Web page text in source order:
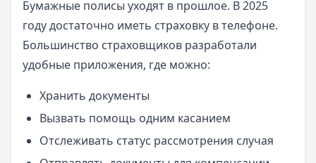
Бумажные полисы уходят в прошлое. В 2025
году достаточно иметь страховку в телефоне.
Большинство страховщиков разработали
удобные приложения, где можно:
Хранить документы
Вызвать помощь одним касанием
Отслеживать статус рассмотрения случая